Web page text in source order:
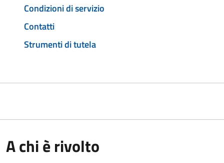
Condizioni di servizio
Contatti
Strumenti di tutela
A chi è rivolto